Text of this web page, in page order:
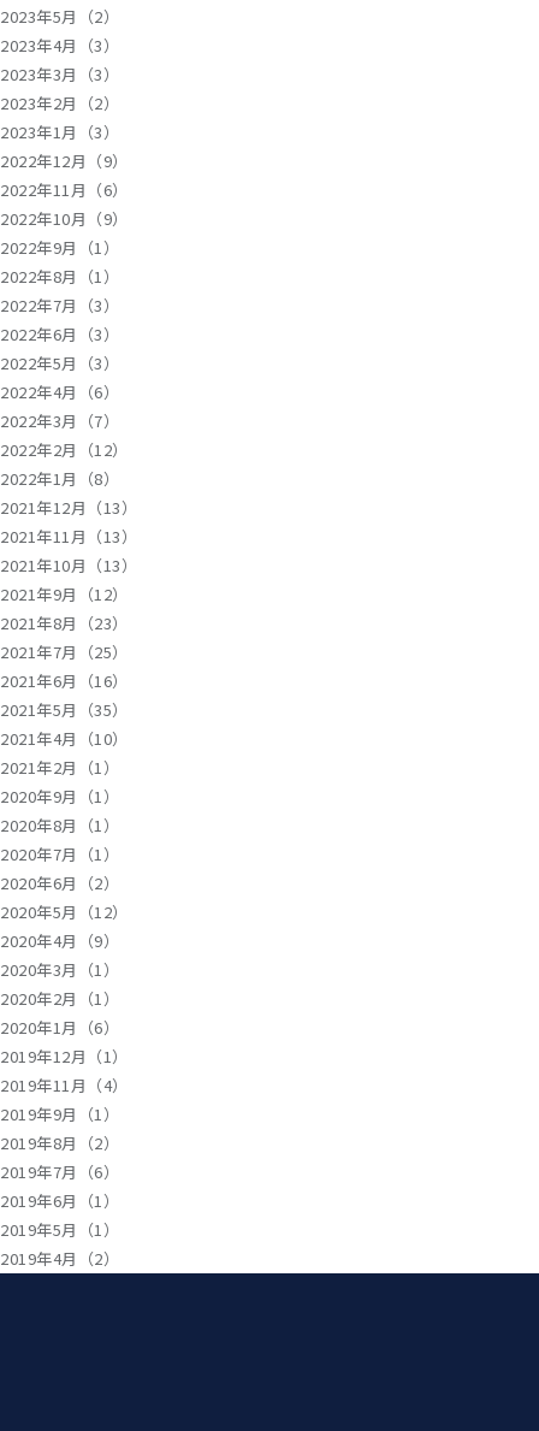
2023年5月（2）
2023年4月（3）
2023年3月（3）
2023年2月（2）
2023年1月（3）
2022年12月（9）
2022年11月（6）
2022年10月（9）
2022年9月（1）
2022年8月（1）
2022年7月（3）
2022年6月（3）
2022年5月（3）
2022年4月（6）
2022年3月（7）
2022年2月（12）
2022年1月（8）
2021年12月（13）
2021年11月（13）
2021年10月（13）
2021年9月（12）
2021年8月（23）
2021年7月（25）
2021年6月（16）
2021年5月（35）
2021年4月（10）
2021年2月（1）
2020年9月（1）
2020年8月（1）
2020年7月（1）
2020年6月（2）
2020年5月（12）
2020年4月（9）
2020年3月（1）
2020年2月（1）
2020年1月（6）
2019年12月（1）
2019年11月（4）
2019年9月（1）
2019年8月（2）
2019年7月（6）
2019年6月（1）
2019年5月（1）
2019年4月（2）